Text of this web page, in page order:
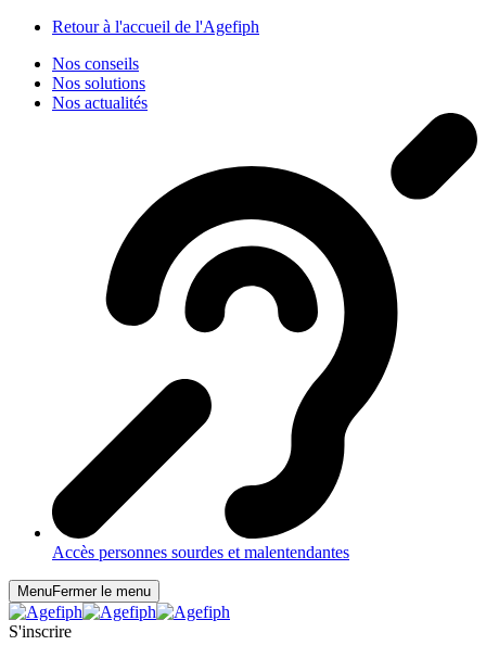
Retour à l'accueil de l'Agefiph
Nos conseils
Nos solutions
Nos actualités
Accès personnes sourdes et malentendantes
MenuFermer le menu
S'inscrire